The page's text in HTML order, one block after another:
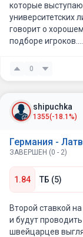
которые
университетских
говорит о
подборе игроков.
Латвия всегда
игрой. Даже
что латыши
Германия же
самого
разницу. По сути
вроде Зайдера,
выглядит
Поэтому здесь я
Латыши вполне
равных. Тем более
0
shipuchka
1355(-18.1%)
Германия -
ЗАВЕРШЕН (0 - 2)
1.84 ТБ (5)
Второй ставкой
и будут
швейцарцев